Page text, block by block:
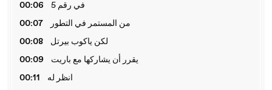
00:06
في رقم 5
00:07
من المستمر في التطور
00:08
لكن ياكوب بيرتل
00:09
يقرر أن يشاركها مع باريت
00:11
انظر له